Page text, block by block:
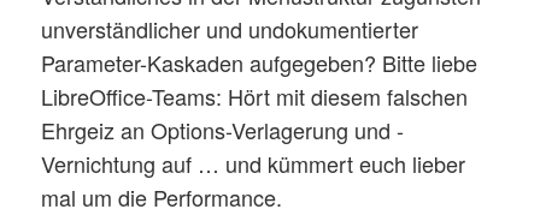
unverständlicher und undokumentierter
Parameter-Kaskaden aufgegeben? Bitte liebe
LibreOffice-Teams: Hört mit diesem falschen
Ehrgeiz an Options-Verlagerung und -
Vernichtung auf … und kümmert euch lieber
mal um die Performance.